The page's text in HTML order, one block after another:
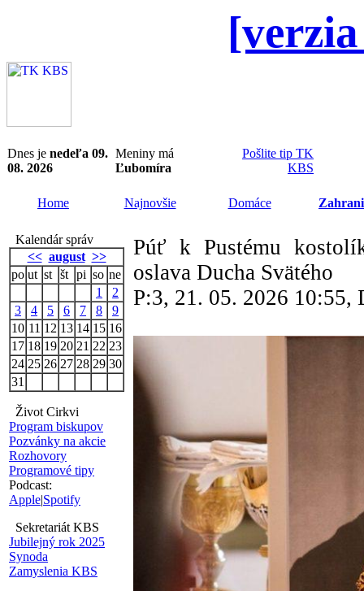
Dnes je nedeľa 09.
08. 2026
Meniny má
Ľubomíra
Pošlite tip TK
KBS
Home Najnovšie Domáce
Kalendár správ
<< august >>
po ut st št pi so ne
1
2
3
4 5 6 7 8
9
10 11 12 13 14 15 16
17 18 19 20 21 22 23
24 25 26 27 28 29 30
31
Život Cirkvi
Program biskupov
Pozvánky na akcie
Rozhovory
Programové tipy
Podcast:
Apple|Spotify
Sekretariát KBS
Jubilejný rok 2025
Synoda
Zamyslenia KBS
Púť k Pustému
oslava Ducha Svätého
P:3, 21. 05. 2026 10:55,